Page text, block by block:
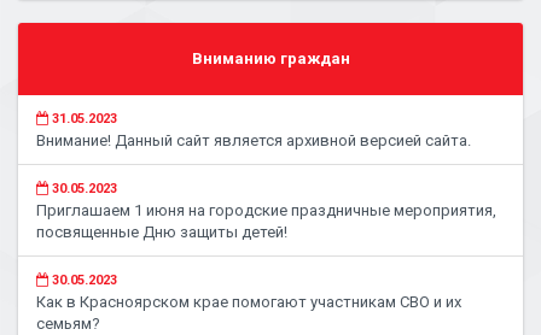
Вниманию граждан
31.05.2023
Внимание! Данный сайт является архивной версией сайта.
30.05.2023
Приглашаем 1 июня на городские праздничные мероприятия,
посвященные Дню защиты детей!
30.05.2023
Как в Красноярском крае помогают участникам СВО и их
семьям?